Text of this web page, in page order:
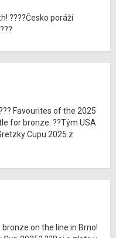
????Česko poráží
Favourites of the 2025
for bronze. ??Tým USA
Cupu 2025 z
on the line in Brno!